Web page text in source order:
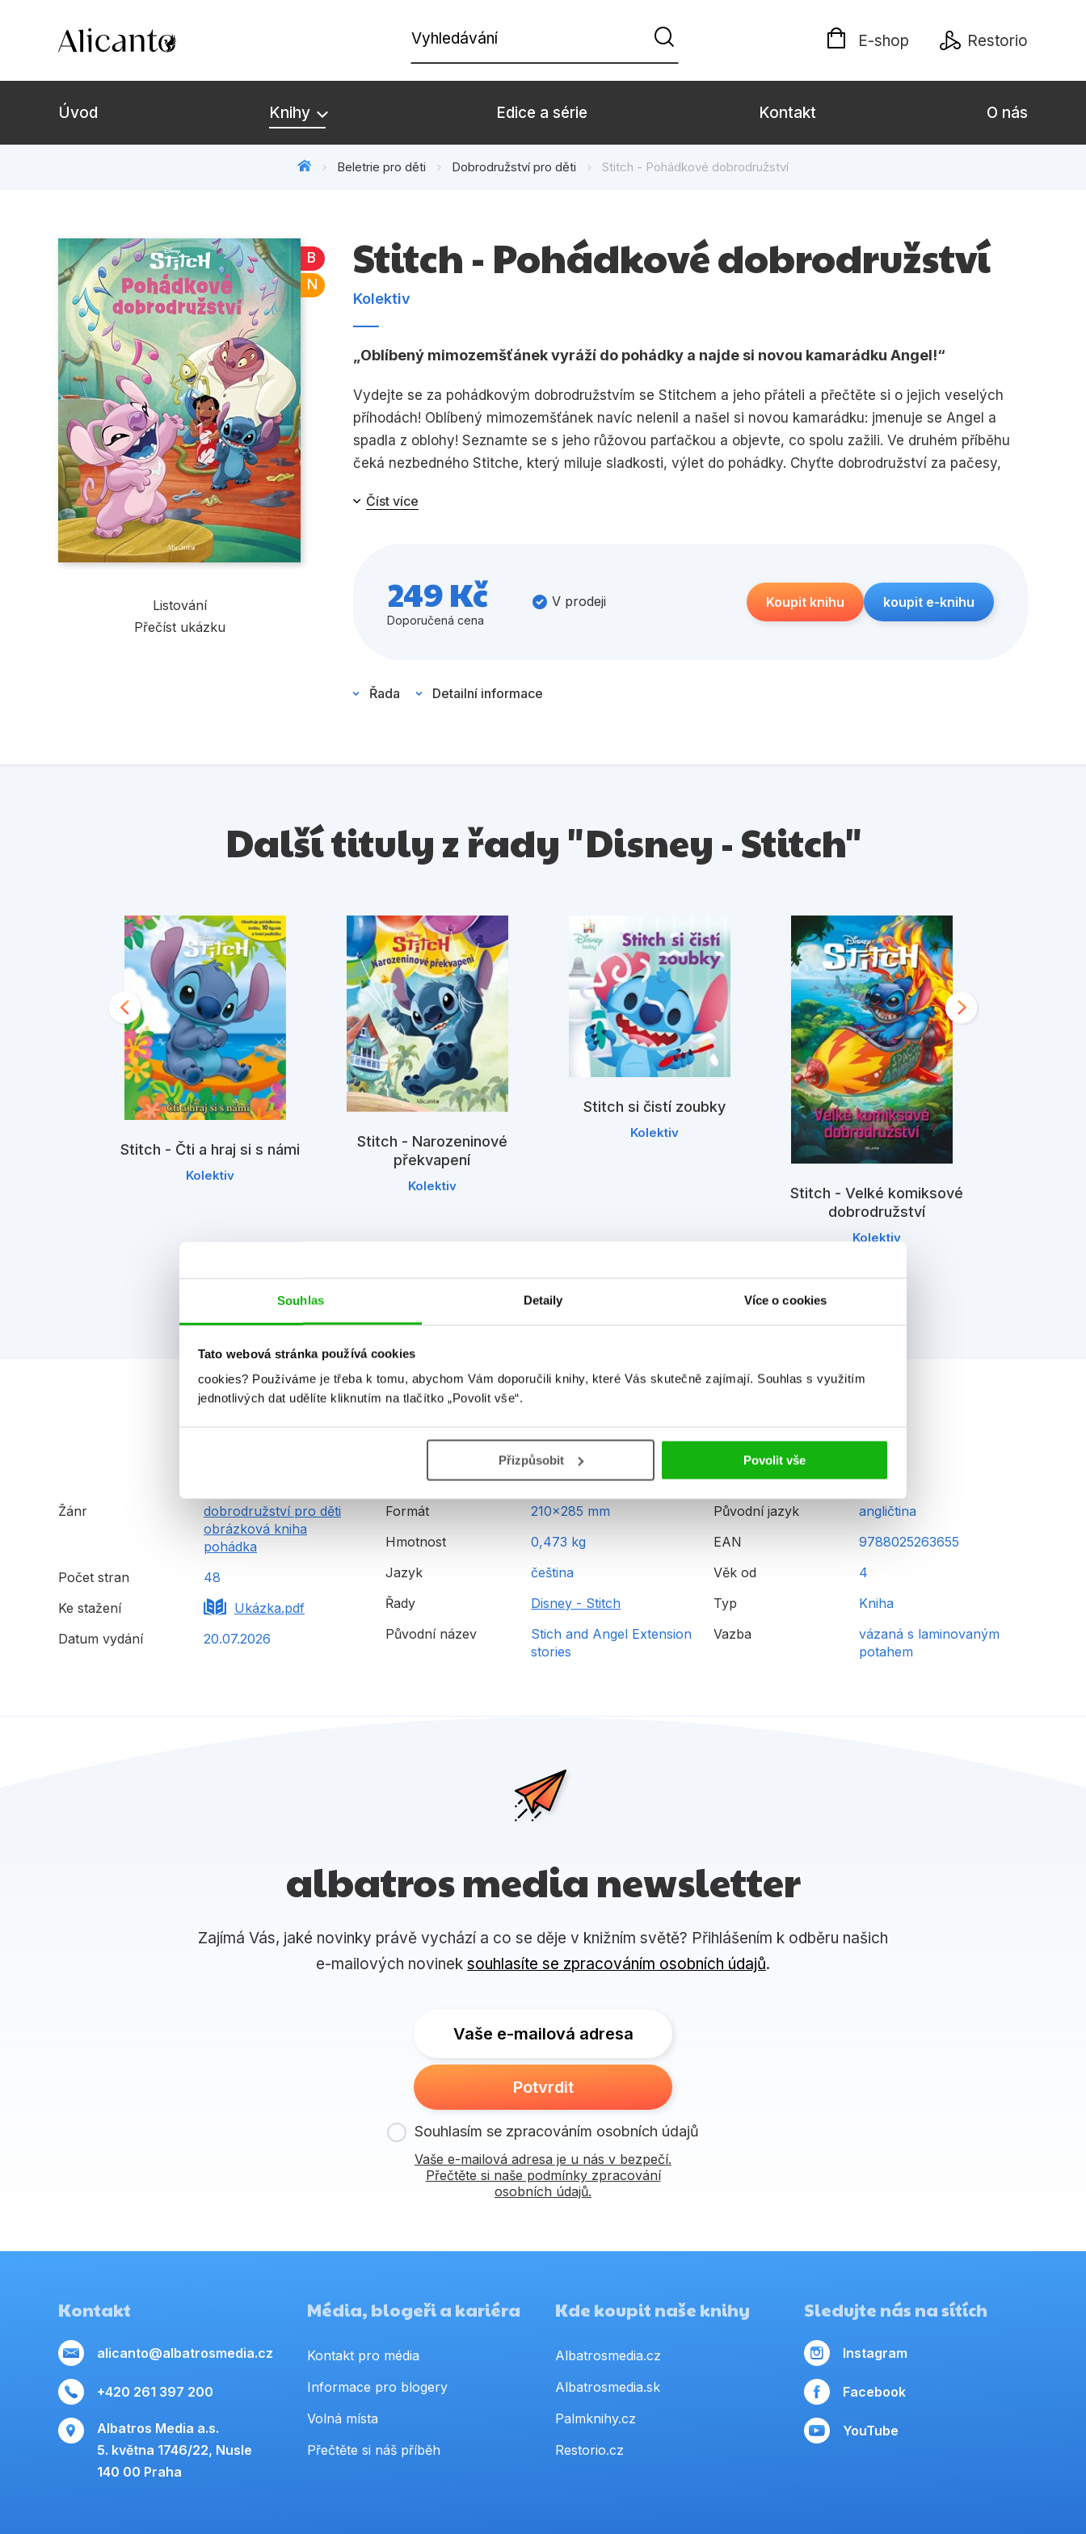
Souhlas Detaily Více o cookies
Tato webová stránka používá cookies
cookies? Používáme je třeba k tomu, abychom Vám doporučili knihy, které Vás skutečně zajímají. Souhlas s využitím
jednotlivých dat udělíte kliknutím na tlačítko „Povolit vše“.
Přizpůsobit Povolit vše
Vyhledávání E-shop Restorio
Úvod Knihy
Připravujeme
Bestsellery
Tipy redakce
Beletrie pro děti Beletrie pro dospělé
Kalendáře Křížovky
Příroda a zahrada Společnost, politika
Umění a kultura Výchova a pedagogika Young adult
Zdraví a životní styl
Edice a série Kontakt O nás
Beletrie pro děti Dobrodružství pro děti Stitch - Pohádkové dobrodružství
B
N
Listování
Přečíst ukázku
Stitch - Pohádkové dobrodružství
Kolektiv
Oblíbený mimozemšťánek vyráží do pohádky a najde si novou kamarádku Angel!
Vydejte se za pohádkovým dobrodružstvím se Stitchem a jeho přáteli a přečtěte si o jejich veselých
příhodách! Oblíbený mimozemšťánek navíc nelenil a našel si novou kamarádku: jmenuje se Angel a
spadla z oblohy! Seznamte se s jeho růžovou parťačkou a objevte, co spolu zažili. Ve druhém příběhu
čeká nezbedného Stitche, který miluje sladkosti, výlet do pohádky. Chyťte dobrodružství za pačesy,
vymyslel tentokrát.
Číst více
249 Kč
Doporučená cena
V prodeji Koupit knihu koupit e-knihu
Řada Detailní informace
Další tituly z řady "Disney - Stitch"
Stitch - Čti a hraj si s námi
Kolektiv
Stitch - Narozeninové
překvapení
Kolektiv
Stitch si čistí zoubky
Kolektiv
Stitch - Velké komiksové
dobrodružství
Kolektiv
Detailní informace
Žánr
dobrodružství pro děti
obrázková kniha
pohádka
Počet stran
48
Ke stažení
Ukázka.pdf
Datum vydání
20.07.2026
Formát
210x285 mm
Hmotnost
0,473 kg
Jazyk
čeština
Řady
Disney - Stitch
Původní název
Stich and Angel Extension
stories
Původní jazyk
angličtina
EAN
9788025263655
Věk od
4
Typ
Kniha
Vazba
vázaná s laminovaným
potahem
albatros media newsletter
Zajímá Vás, jaké novinky právě vychází a co se děje v knižním světě? Přihlášením k odběru našich
e-mailových novinek souhlasíte se zpracováním osobních údajů.
Vaše e-mailová adresa
Potvrdit
Souhlasím se zpracováním osobních údajů
Vaše e-mailová adresa je u nás v bezpečí.
Přečtěte si naše podmínky zpracování
osobních údajů.
Kontakt
alicanto@albatrosmedia.cz
+420 261 397 200
Albatros Media a.s.
5. května 1746/22, Nusle
140 00 Praha
Média, blogeři a kariéra
Kontakt pro média
Informace pro blogery
Volná místa
Přečtěte si náš příběh
Kde koupit naše knihy
Albatrosmedia.cz
Albatrosmedia.sk
Palmknihy.cz
Restorio.cz
Sledujte nás na sítích
Instagram
Facebook
YouTube